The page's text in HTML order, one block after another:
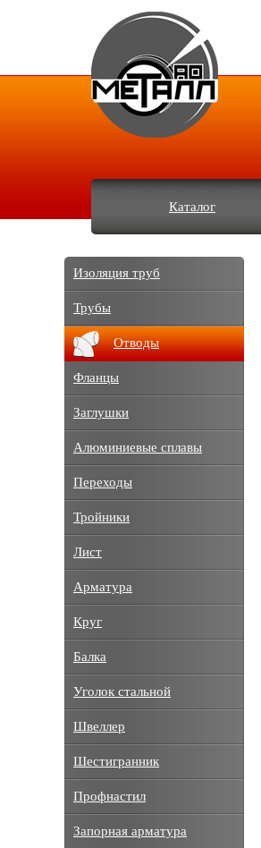
Каталог
Изоляция труб
Трубы
Отводы
Фланцы
Заглушки
Алюминиевые сплавы
Переходы
Тройники
Лист
Арматура
Круг
Балка
Уголок стальной
Швеллер
Шестигранник
Профнастил
Запорная арматура